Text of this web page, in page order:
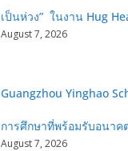
เป็นห่วง” ในงาน Hug
August 7, 2026
Guangzhou Yinghao
การศึกษาที่พร้อมรับอนาค
August 7, 2026